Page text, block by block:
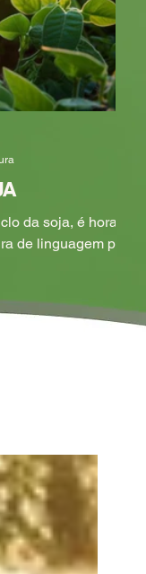
da soja, é hora de
de linguagem para